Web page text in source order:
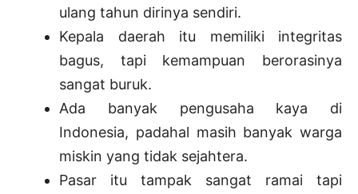
ulang tahun dirinya sendiri.
Kepala daerah itu memiliki integritas
bagus, tapi kemampuan berorasinya
sangat buruk.
Ada banyak pengusaha kaya di
Indonesia, padahal masih banyak warga
miskin yang tidak sejahtera.
Pasar itu tampak sangat ramai tapi